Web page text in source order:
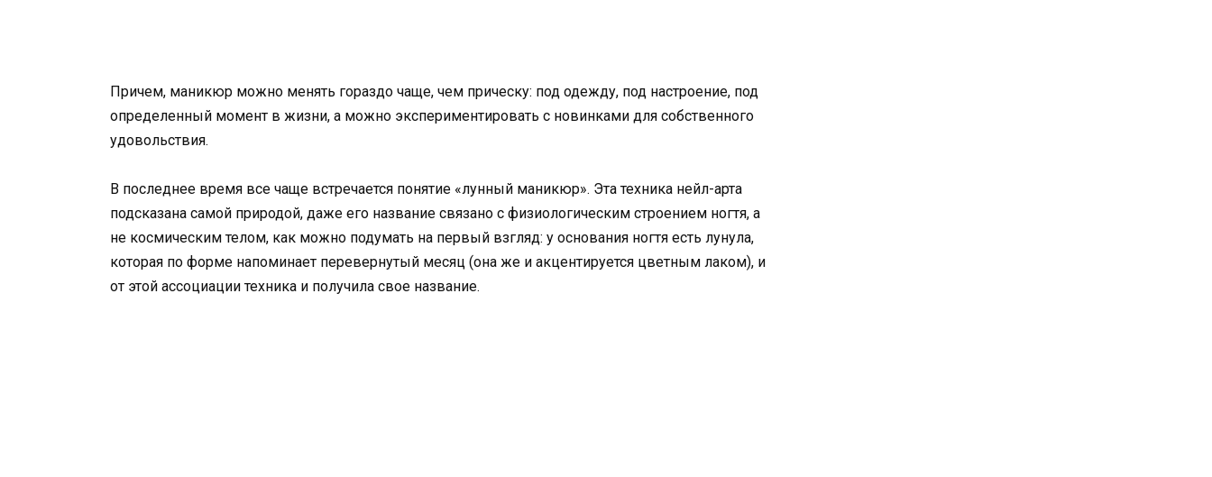
Причем, маникюр можно менять гораздо чаще, чем прическу: под одежду, под настроение, под
определенный момент в жизни, а можно экспериментировать с новинками для собственного
удовольствия.
В последнее время все чаще встречается понятие «лунный маникюр». Эта техника нейл-арта
подсказана самой природой, даже его название связано с физиологическим строением ногтя, а
не космическим телом, как можно подумать на первый взгляд: у основания ногтя есть лунула,
которая по форме напоминает перевернутый месяц (она же и акцентируется цветным лаком), и
от этой ассоциации техника и получила свое название.